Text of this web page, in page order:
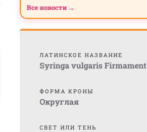
Все новости →
ЛАТИНСКОЕ НАЗВАНИЕ
Syringa vulgaris Firmament
ФОРМА КРОНЫ
Округлая
СВЕТ ИЛИ ТЕНЬ